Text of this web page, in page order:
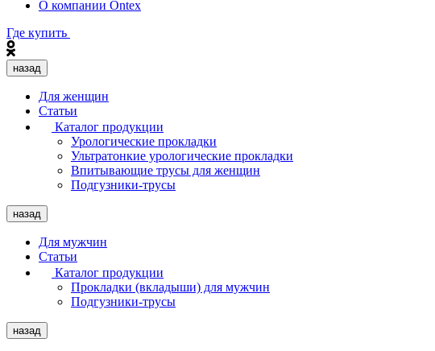
О компании Ontex
Где купить
назад
Для женщин
Статьи
Каталог продукции
Урологические прокладки
Ультратонкие урологические прокладки
Впитывающие трусы для женщин
Подгузники-трусы
назад
Для мужчин
Статьи
Каталог продукции
Прокладки (вкладыши) для мужчин
Подгузники-трусы
назад